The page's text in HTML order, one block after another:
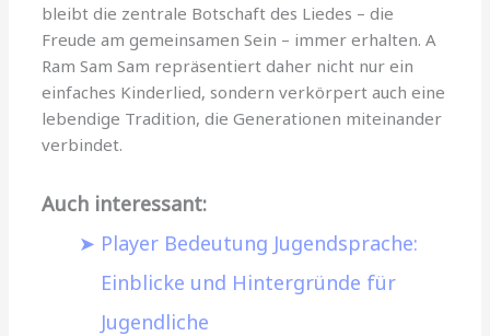
bleibt die zentrale Botschaft des Liedes – die
Freude am gemeinsamen Sein – immer erhalten. A
Ram Sam Sam repräsentiert daher nicht nur ein
einfaches Kinderlied, sondern verkörpert auch eine
lebendige Tradition, die Generationen miteinander
verbindet.
Auch interessant:
Player Bedeutung Jugendsprache:
Einblicke und Hintergründe für
Jugendliche